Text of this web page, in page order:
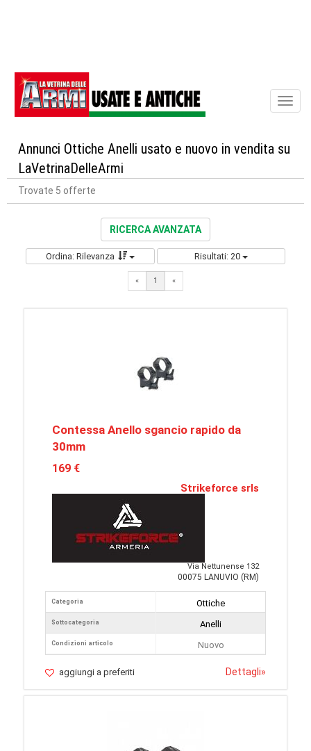
Annunci Ottiche Anelli usato e nuovo in vendita su
LaVetrinaDelleArmi
Trovate 5 offerte
RICERCA AVANZATA
Ordina: Rilevanza Risultati: 20
« 1 «
Contessa Anello sgancio rapido da
30mm
169 €
Strikeforce srls
Via Nettunense 132
00075 LANUVIO (RM)
Categoria
Sottocategoria
Condizioni articolo
Ottiche
Anelli
Nuovo
aggiungi a preferiti Dettagli»